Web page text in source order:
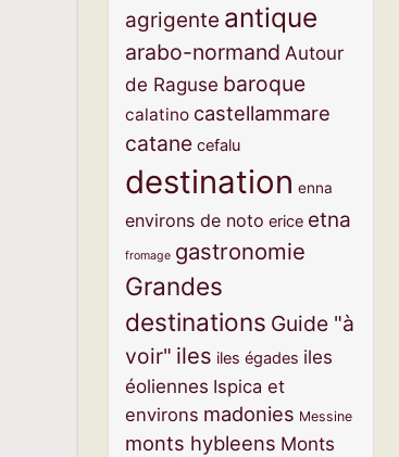
agrigente antique
arabo-normand Autour
de Raguse baroque
calatino castellammare
catane cefalu
destination enna
environs de noto erice etna
fromage gastronomie
Grandes
destinations Guide "à
voir" iles iles égades iles
éoliennes Ispica et
environs madonies Messine
monts hybleens Monts